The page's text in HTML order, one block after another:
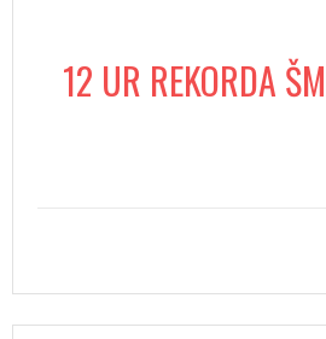
12 UR REKORDA